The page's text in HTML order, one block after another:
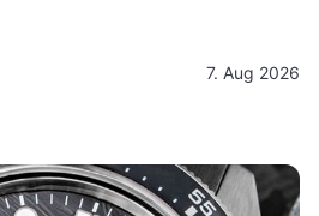
7. Aug 2026